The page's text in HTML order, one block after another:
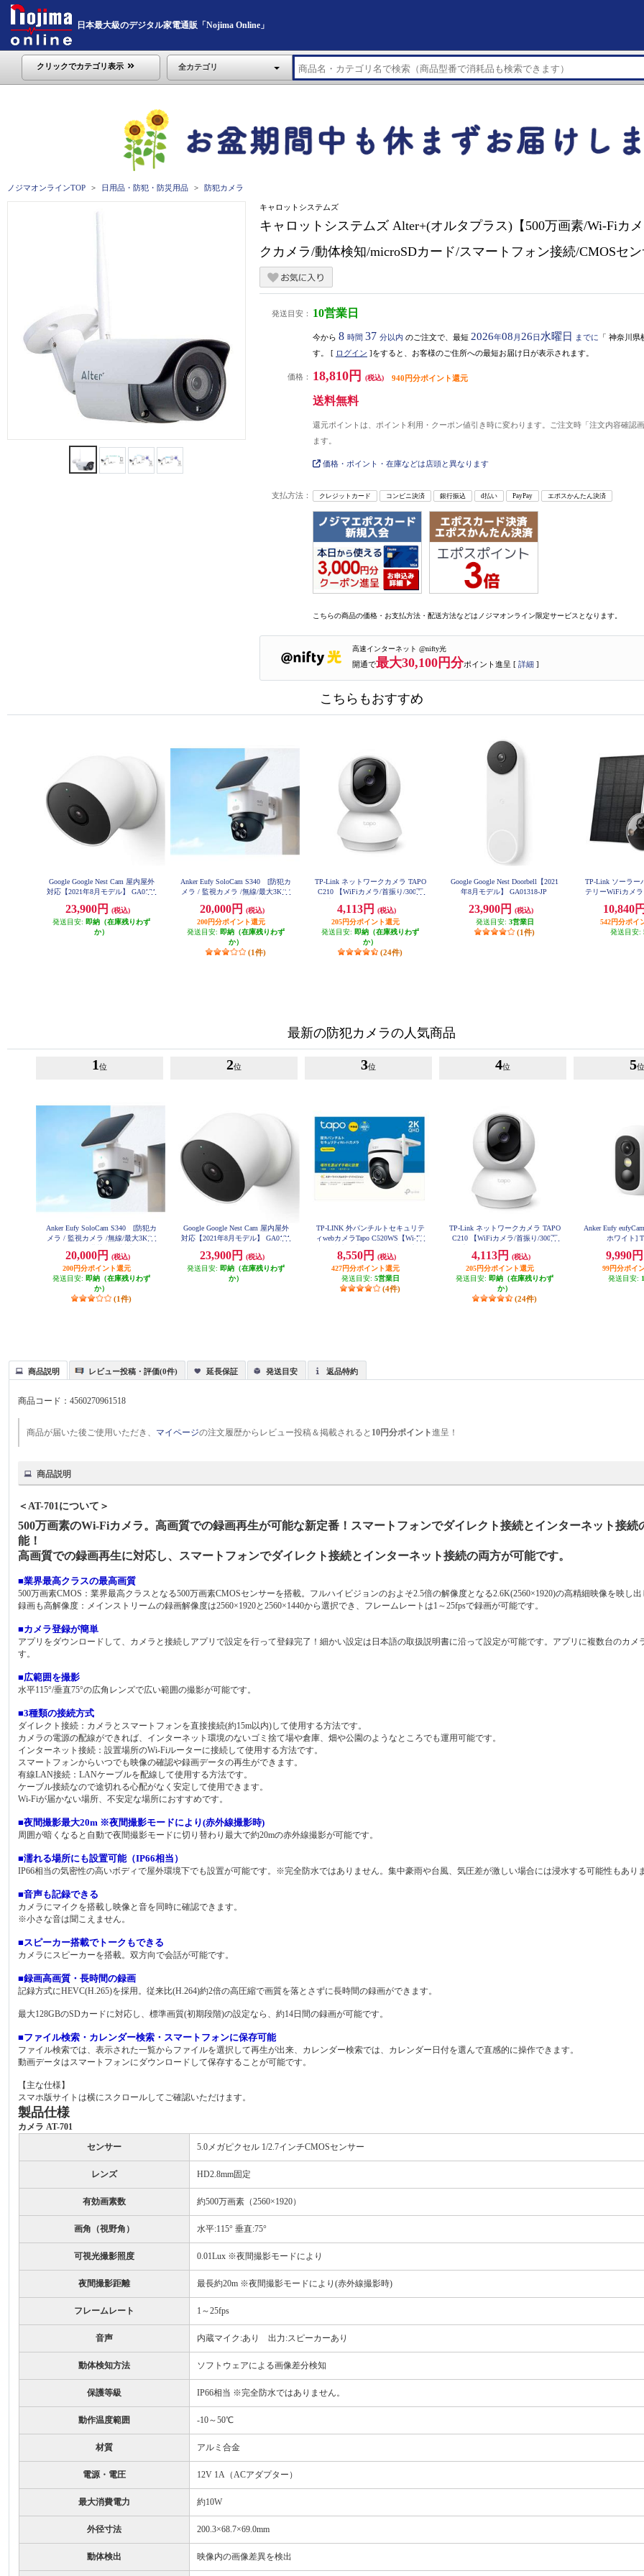
日本最大級のデジタル家電通販「Nojima Online」
クリックでカテゴリ表示 全カテゴリ
ノジマオンラインTOP 日用品・防犯・防災用品 防犯カメラ
キャロットシステムズ
キャロットシステムズ Alter+(オルタプラス)【500万画素/Wi-Fiカ
クカメラ/動体検知/microSDカード/スマートフォン接続/CMOSセン
発送目安： 10営業日
今から 8 時間 37 分以内 のご注文で、最短 2026年08 月 26日 水曜日 までに 「 神奈川県
す。 [ ログイン ]をすると、お客様のご住所への最短お届け日が表示されます。
価格： 18,810円 (税込) 940円分ポイント還元
送料無料
還元ポイントは、ポイント利用・クーポン値引き時に変わります。ご注文時「注文内容確認
ます。
価格・ポイント・在庫などは店頭と異なります
支払方法： クレジットカード コンビニ決済 銀行振込 d払い PayPay エポスかんたん決済
こちらの商品の価格・お支払方法・配送方法などはノジマオンライン限定サービスとなります。
高速インターネット @nifty光
開通で最大30,100円分ポイント進呈 [ 詳細 ]
こちらもおすすめ
Google Google Nest Cam 屋内屋外
対応【2021年8月モデル】 GA0131
23,900円
(税込)
発送目安: 即納（在庫残りわず
か）
Anker Eufy SoloCam S340 [防犯カ
メラ / 監視カメラ /無線/最大3K/ソ
521
20,000円
(税込)
200円分ポイント還元
発送目安: 即納（在庫残りわず
か）
(1件)
TP-Link ネットワークカメラ TAPO
C210 【WiFiカメラ/首振り/300万
ン/保証期間3年】 TAPO-C210
4,113円
(税込)
205円分ポイント還元
発送目安: 即納（在庫残りわず
か）
(24件)
Google Google Nest Doorbell【2021
年8月モデル】 GA01318-JP
23,900円
(税込)
発送目安: 3営業日
(1件)
TP-Link ソーラー
テリーWiFiカメラ
10,840円
542円分ポイ
発送目安:
最新の防犯カメラの人気商品
1 位
Anker Eufy SoloCam S340 [防犯カ
メラ / 監視カメラ /無線/最大3K/ソ
521
20,000円
(税込)
200円分ポイント還元
発送目安: 即納（在庫残りわず
か）
(1件)
2位
Google Google Nest Cam 屋内屋外
対応【2021年8月モデル】 GA0131
23,900円
(税込)
発送目安: 即納（在庫残りわず
か）
3位
TP-LINK 外パンチルトセキュリテ
ィwebカメラTapo C520WS【Wi-Fi/
通話/ホワイト】 Tapo-C520WS
8,550円
(税込)
427円分ポイント還元
発送目安: 5営業日
(4件)
4位
TP-Link ネットワークカメラ TAPO
C210 【WiFiカメラ/首振り/300万
ン/保証期間3年】 TAPO-C210
4,113円
(税込)
205円分ポイント還元
発送目安: 即納（在庫残りわず
か）
(24件)
5位
Anker Eufy
ホワイト]
9,990円
99円分ポイ
発送目安:
商品説明 レビュー投稿・評価(0件) 延長保証 発送目安 返品特約
商品コード：4560270961518
商品が届いた後ご使用いただき、 マイページの注文履歴からレビュー投稿＆掲載されると 10円分ポイント進呈！
商品説明
＜AT-701について＞
500万画素のWi-Fiカメラ。高画質での録画再生が可能な新定番！スマートフォンでダイレクト接続とインターネット接続
能！
高画質での録画再生に対応し、スマートフォンでダイレクト接続とインターネット接続の両方が可能です。
■業界最高クラスの最高画質
500万画素CMOS：業界最高クラスとなる500万画素CMOSセンサーを搭載。フルハイビジョンのおよそ2.5倍の解像度となる2.6K(2560×1920)の高精細映像を映し出
録画も高解像度：メインストリームの録画解像度は2560×1920と2560×1440から選択でき、フレームレートは1～25fpsで録画が可能です。
■カメラ登録が簡単
アプリをダウンロードして、カメラと接続しアプリで設定を行って登録完了！細かい設定は日本語の取扱説明書に沿って設定が可能です。アプリに複数台のカメ
す。
■広範囲を撮影
水平115°/垂直75°の広角レンズで広い範囲の撮影が可能です。
■3種類の接続方式
ダイレクト接続：カメラとスマートフォンを直接接続(約15m以内)して使用する方法です。
カメラの電源の配線ができれば、インターネット環境のないゴミ捨て場や倉庫、畑や公園のようなところでも運用可能です。
インターネット接続：設置場所のWi-Fiルーターに接続して使用する方法です。
スマートフォンからいつでも映像の確認や録画データの再生ができます。
有線LAN接続：LANケーブルを配線して使用する方法です。
ケーブル接続なので途切れる心配がなく安定して使用できます。
Wi-Fiが届かない場所、不安定な場所におすすめです。
■夜間撮影最大20m ※夜間撮影モードにより(赤外線撮影時)
周囲が暗くなると自動で夜間撮影モードに切り替わり最大で約20mの赤外線撮影が可能です。
■濡れる場所にも設置可能（IP66相当）
IP66相当の気密性の高いボディで屋外環境下でも設置が可能です。※完全防水ではありません。集中豪雨や台風、気圧差が激しい場合には浸水する可能性もありま
■音声も記録できる
カメラにマイクを搭載し映像と音を同時に確認できます。
※小さな音は聞こえません。
■スピーカー搭載でトークもできる
カメラにスピーカーを搭載。双方向で会話が可能です。
■録画高画質・長時間の録画
記録方式にHEVC(H.265)を採用。従来比(H.264)約2倍の高圧縮で画質を落とさずに長時間の録画ができます。
最大128GBのSDカードに対応し、標準画質(初期段階)の設定なら、約14日間の録画が可能です。
■ファイル検索・カレンダー検索・スマートフォンに保存可能
ファイル検索では、表示された一覧からファイルを選択して再生が出来、カレンダー検索では、カレンダー日付を選んで直感的に操作できます。
動画データはスマートフォンにダウンロードして保存することが可能です。
【主な仕様】
スマホ版サイトは横にスクロールしてご確認いただけます。
製品仕様
カメラ AT-701
センサー
5.0メガピクセル 1/2.7インチCMOSセンサー
レンズ HD2.8mm固定
有効画素数 約500万画素（2560×1920）
画角（視野角） 水平:115° 垂直:75°
可視光撮影照度 0.01Lux ※夜間撮影モードにより
夜間撮影距離 最長約20m ※夜間撮影モードにより(赤外線撮影時)
フレームレート 1～25fps
音声 内蔵マイク:あり 出力:スピーカーあり
動体検知方法 ソフトウェアによる画像差分検知
保護等級 IP66相当 ※完全防水ではありません。
動作温度範囲 -10～50℃
材質 アルミ合金
電源・電圧 12V 1A（ACアダプター）
最大消費電力 約10W
外径寸法 200.3×68.7×69.0mm
動体検出 映像内の画像差異を検出